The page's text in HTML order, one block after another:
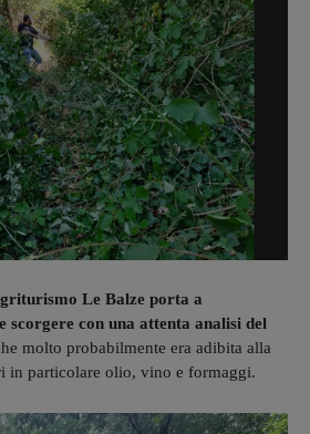
Le Balze porta a
scorgere con una attenta analisi del
molto probabilmente era adibita alla
in particolare olio, vino e formaggi.